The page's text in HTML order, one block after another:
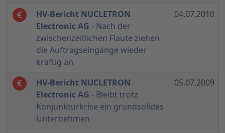
HV-Bericht NUCLETRON
Electronic AG - Nach der
zwischenzeitlichen Flaute ziehen
die Auftragseingänge wieder
kräftig an
04.07.2010
HV-Bericht NUCLETRON
Electronic AG - Bleibt trotz
Konjunkturkrise ein grundsolides
Unternehmen
05.07.2009